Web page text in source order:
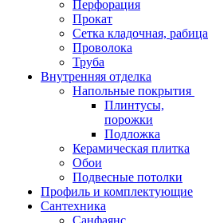
Перфорация
Прокат
Сетка кладочная, рабица
Проволока
Труба
Внутренняя отделка
Напольные покрытия
Плинтусы,
порожки
Подложка
Керамическая плитка
Обои
Подвесные потолки
Профиль и комплектующие
Сантехника
Санфаянс